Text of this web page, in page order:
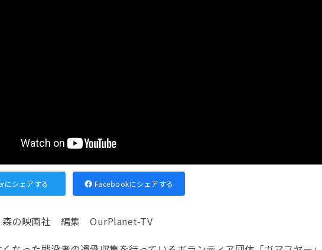
にシェアする Facebookにシェアする
の映画社 編集 OurPlanet-TV